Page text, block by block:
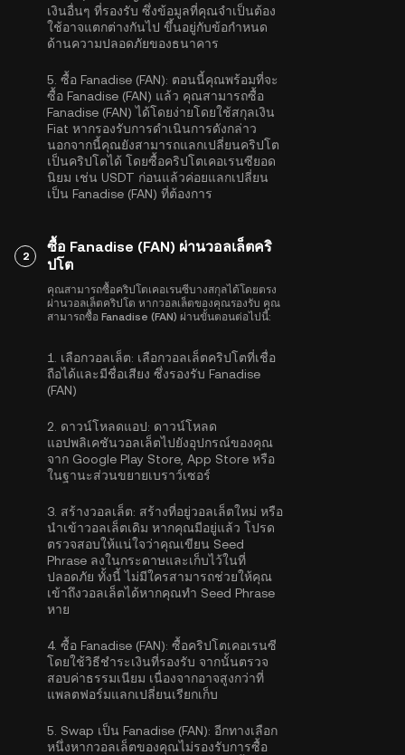
เงินอื่นๆ ที่รองรับ ซึ่งข้อมูลที่คุณจำเป็นต้อง
ใช้อาจแตกต่างกันไป ขึ้นอยู่กับข้อกำหนด
ด้านความปลอดภัยของธนาคาร
5. ซื้อ Fanadise (FAN): ตอนนี้คุณพร้อมที่จะ
ซื้อ Fanadise (FAN) แล้ว คุณสามารถซื้อ
Fanadise (FAN) ได้โดยง่ายโดยใช้สกุลเงิน
Fiat หากรองรับการดำเนินการดังกล่าว
นอกจากนี้คุณยังสามารถแลกเปลี่ยนคริปโต
เป็นคริปโตได้ โดยซื้อคริปโตเคอเรนซียอด
นิยม เช่น USDT ก่อนแล้วค่อยแลกเปลี่ยน
เป็น Fanadise (FAN) ที่ต้องการ
2
ซื้อ Fanadise (FAN) ผ่านวอลเล็ตคริ
ปโต
คุณสามารถซื้อคริปโตเคอเรนซีบางสกุลได้โดยตรง
ผ่านวอลเล็ตคริปโต หากวอลเล็ตของคุณรองรับ คุณ
สามารถซื้อ Fanadise (FAN) ผ่านขั้นตอนต่อไปนี้:
1. เลือกวอลเล็ต: เลือกวอลเล็ตคริปโตที่เชื่อ
ถือได้และมีชื่อเสียง ซึ่งรองรับ Fanadise
(FAN)
2. ดาวน์โหลดแอป: ดาวน์โหลด
แอปพลิเคชันวอลเล็ตไปยังอุปกรณ์ของคุณ
จาก Google Play Store, App Store หรือ
ในฐานะส่วนขยายเบราว์เซอร์
3. สร้างวอลเล็ต: สร้างที่อยู่วอลเล็ตใหม่ หรือ
นำเข้าวอลเล็ตเดิม หากคุณมีอยู่แล้ว โปรด
ตรวจสอบให้แน่ใจว่าคุณเขียน Seed
Phrase ลงในกระดาษและเก็บไว้ในที่
ปลอดภัย ทั้งนี้ ไม่มีใครสามารถช่วยให้คุณ
เข้าถึงวอลเล็ตได้หากคุณทำ Seed Phrase
หาย
4. ซื้อ Fanadise (FAN): ซื้อคริปโตเคอเรนซี
โดยใช้วิธีชำระเงินที่รองรับ จากนั้นตรวจ
สอบค่าธรรมเนียม เนื่องจากอาจสูงกว่าที่
แพลตฟอร์มแลกเปลี่ยนเรียกเก็บ
5. Swap เป็น Fanadise (FAN): อีกทางเลือก
หนึ่งหากวอลเล็ตของคุณไม่รองรับการซื้อ